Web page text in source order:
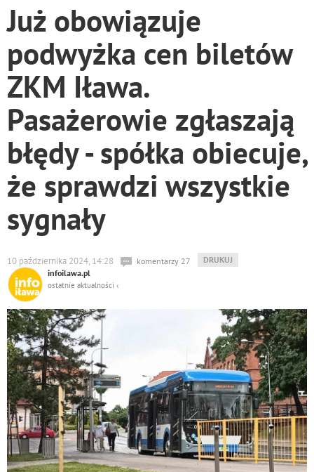
Już obowiązuje
podwyżka cen biletów
ZKM Iława.
Pasażerowie zgłaszają
błędy - spółka obiecuje,
że sprawdzi wszystkie
sygnały
WYDRUKUJ
PODSTRONĘ
DRUKUJ
10 października 2024, 14:28
komentarzy 27
infoilawa.pl
ostatnie aktualności ‹